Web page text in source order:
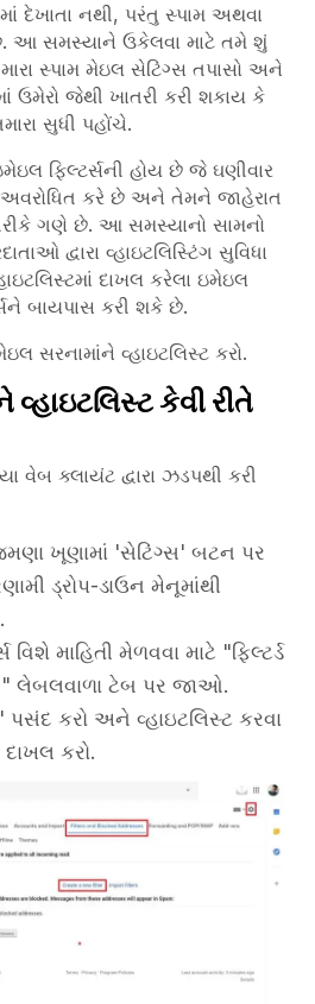
દેખાતા નથી, પરંતુ સ્પામ અથવા
આ સમસ્યાને ઉકેલવા માટે તમે શું
સ્પામ મેઇલ સેટિંગ્સ તપાસો અને
ઉમેરો જેથી ખાતરી કરી શકાય કે
સુધી પહોંચે.
ફિલ્ટર્સની હોય છે જે ઘણીવાર
કરે છે અને તેમને જાહેરાત
ગણે છે. આ સમસ્યાનો સામનો
દ્વારા વ્હાઇટલિસ્ટિંગ સુવિધા
દાખલ કરેલા ઇમેઇલ
બાયપાસ કરી શકે છે.
સરનામાંને વ્હાઇટલિસ્ટ કરો.
કેવી રીતે
વેબ ક્લાયંટ દ્વારા ઝડપથી કરી
ખૂણામાં 'સેટિંગ્સ' બટન પર
ડ્રોપ-ડાઉન મેનૂમાંથી
વિશે માહિતી મેળવવા માટે "ફિલ્ટર્ડ
લેબલવાળા ટેબ પર જાઓ.
પસંદ કરો અને વ્હાઇટલિસ્ટ કરવા
કરો.